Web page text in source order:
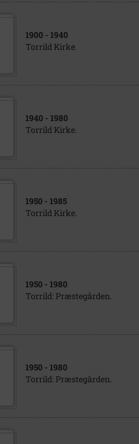
1900 - 1940
Torrild Kirke.
1940 - 1980
Torrild Kirke.
1950 - 1985
Torrild Kirke.
1950 - 1980
Torrild: Præstegården.
1950 - 1980
Torrild: Præstegården.